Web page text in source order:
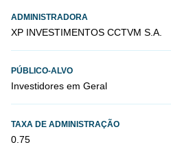
ADMINISTRADORA
XP INVESTIMENTOS CCTVM S.A.
PÚBLICO-ALVO
Investidores em Geral
TAXA DE ADMINISTRAÇÃO
0.75